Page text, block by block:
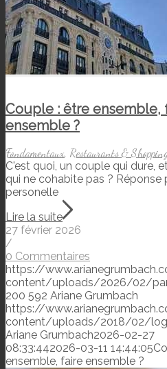
Couple : être ensemble,
ensemble ?
Fondamentaux, Restaurants & Shopping
C'est quoi, un couple qui dure,
qui ne cohabite pas ? Réponse
personelle
Lire la suite
27 février 2026
/
0 Commentaires
https://
content/uploads/2026/02/
200 592 Ariane Grumbach
https://
content/uploads/2018/02/
Ariane Grumbach2026-02-27
08:33:442026-03-11 14:44:05
ensemble, faire ensemble ?